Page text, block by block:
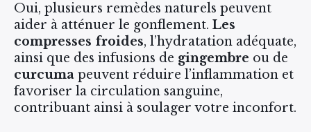
Oui, plusieurs remèdes naturels peuvent
aider à atténuer le gonflement. Les
compresses froides, l’hydratation adéquate,
ainsi que des infusions de gingembre ou de
curcuma peuvent réduire l’inflammation et
favoriser la circulation sanguine,
contribuant ainsi à soulager votre inconfort.